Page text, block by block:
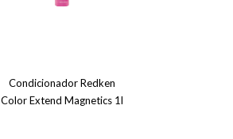
Condicionador Redken
Color Extend Magnetics 1l